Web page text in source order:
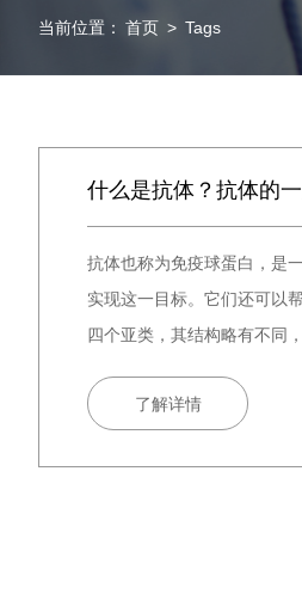
当前位置： 首页 > Tags
什么是抗体？抗体的
抗体也称为免疫球蛋白，是
实现这一目标。它们还可以
四个亚类，其结构略有不同
了解详情